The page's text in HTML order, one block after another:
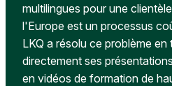
multilingues pour une
l'Europe est un processus
LKQ a résolu ce problème
directement ses
en vidéos de formation de